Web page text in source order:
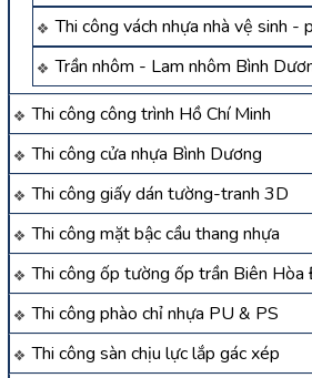
Thi công vách nhựa nhà vệ sinh -
Trần nhôm - Lam nhôm Bình
Thi công công trình Hồ Chí Minh
Thi công cửa nhựa Bình Dương
Thi công giấy dán tường-tranh 3D
Thi công mặt bậc cầu thang nhựa
Thi công ốp tường ốp trần Biên Hòa
Thi công phào chỉ nhựa PU & PS
Thi công sàn chịu lực lắp gác xép